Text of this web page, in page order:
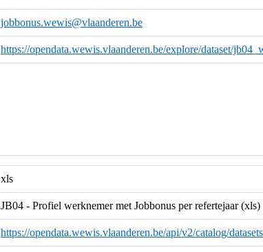
jobbonus.wewis@vlaanderen.be
https://opendata.wewis.vlaanderen.be/explore/dataset/
xls
JB04 - Profiel werknemer met Jobbonus per refertejaar (xls)
https://opendata.wewis.vlaanderen.be/api/v2/catalog/